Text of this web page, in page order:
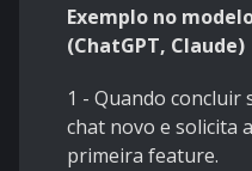
Exemplo no
(ChatGPT, Claude)
1 - Quando concluir
chat novo e solicita
primeira feature.